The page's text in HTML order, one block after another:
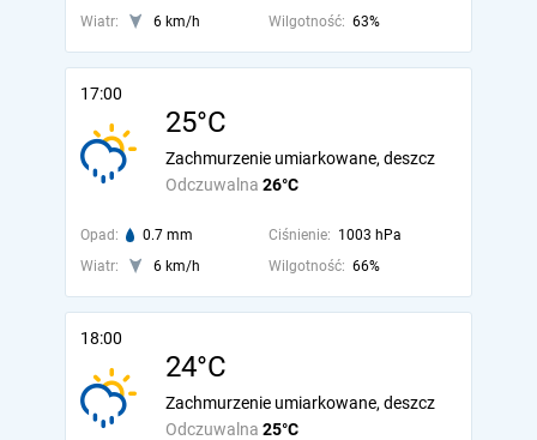
Wiatr:
6 km/h Wilgotność: 63%
17:00
25°C
Odczuwalna 26°C
Zachmurzenie umiarkowane, deszcz
Opad: 0.7 mm Ciśnienie: 1003 hPa
Wiatr:
6 km/h Wilgotność: 66%
18:00
24°C
Odczuwalna 25°C
Zachmurzenie umiarkowane, deszcz